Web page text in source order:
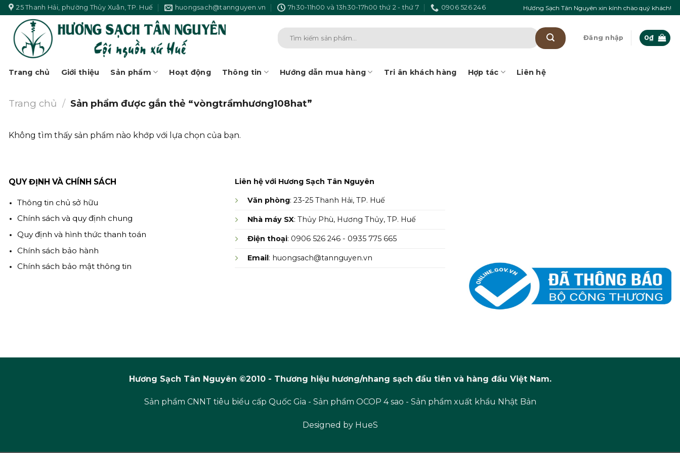
Skip
to
content
25 Thanh Hải, phường Thủy Xuân, TP. Huế huongsach@tannguyen.vn 7h30-11h00 và 13h30-17h00 thứ 2 - thứ 7 0906 526 246 Hương Sạch Tân Nguyên xin kính chào quý khách!
Đăng nhập 0₫
Trang chủ Giới thiệu Sản phẩm Hoạt động Thông tin Hướng dẫn mua hàng Tri ân khách hàng Hợp tác Liên hệ
Trang chủ / Sản phẩm được gắn thẻ “vòngtrầmhương108hat”
Không tìm thấy sản phẩm nào khớp với lựa chọn của bạn.
QUY ĐỊNH VÀ CHÍNH SÁCH
Thông tin chủ sở hữu
Chính sách và quy định chung
Quy định và hình thức thanh toán
Chính sách bảo hành
Chính sách bảo mật thông tin
Liên hệ với Hương Sạch Tân Nguyên
Văn phòng: 23-25 Thanh Hải, TP. Huế
Nhà máy SX: Thủy Phù, Hương Thủy, TP. Huế
Điện thoại: 0906 526 246 - 0935 775 665
Email: huongsach@tannguyen.vn
Hương Sạch Tân Nguyên ©2010 - Thương hiệu hương/nhang sạch đầu tiên và hàng đầu Việt Nam.
Sản phẩm CNNT tiêu biểu cấp Quốc Gia - Sản phẩm OCOP 4 sao - Sản phẩm xuất khẩu Nhật Bản
Designed by HueS